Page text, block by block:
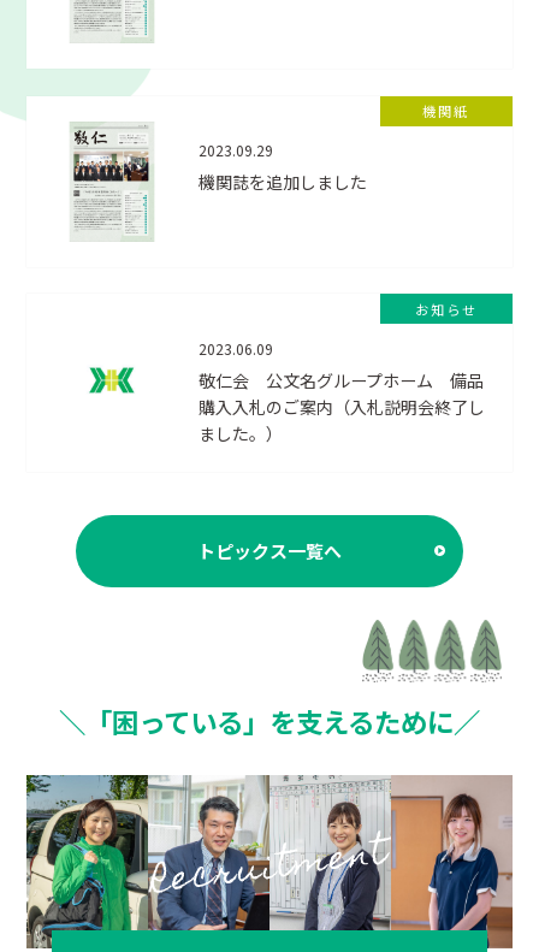
機関紙
2023.09.29
機関誌を追加しました
お知らせ
2023.06.09
敬仁会 公文名グループホーム 備品
購入入札のご案内（入札説明会終了し
ました。）
トピックス一覧へ
＼「困っている」を支えるために／